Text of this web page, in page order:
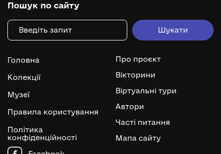
Пошук по сайту
Головна
Колекції
Музеї
Правила користування
Політика
конфіденційності
Про проєкт
Вікторини
Віртуальні тури
Автори
Часті питання
Мапа сайту